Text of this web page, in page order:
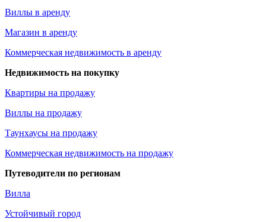
Виллы в аренду
Магазин в аренду
Коммерческая недвижимость в аренду
Недвижимость на покупку
Квартиры на продажу
Виллы на продажу
Таунхаусы на продажу
Коммерческая недвижимость на продажу
Путеводители по регионам
Вилла
Устойчивый город